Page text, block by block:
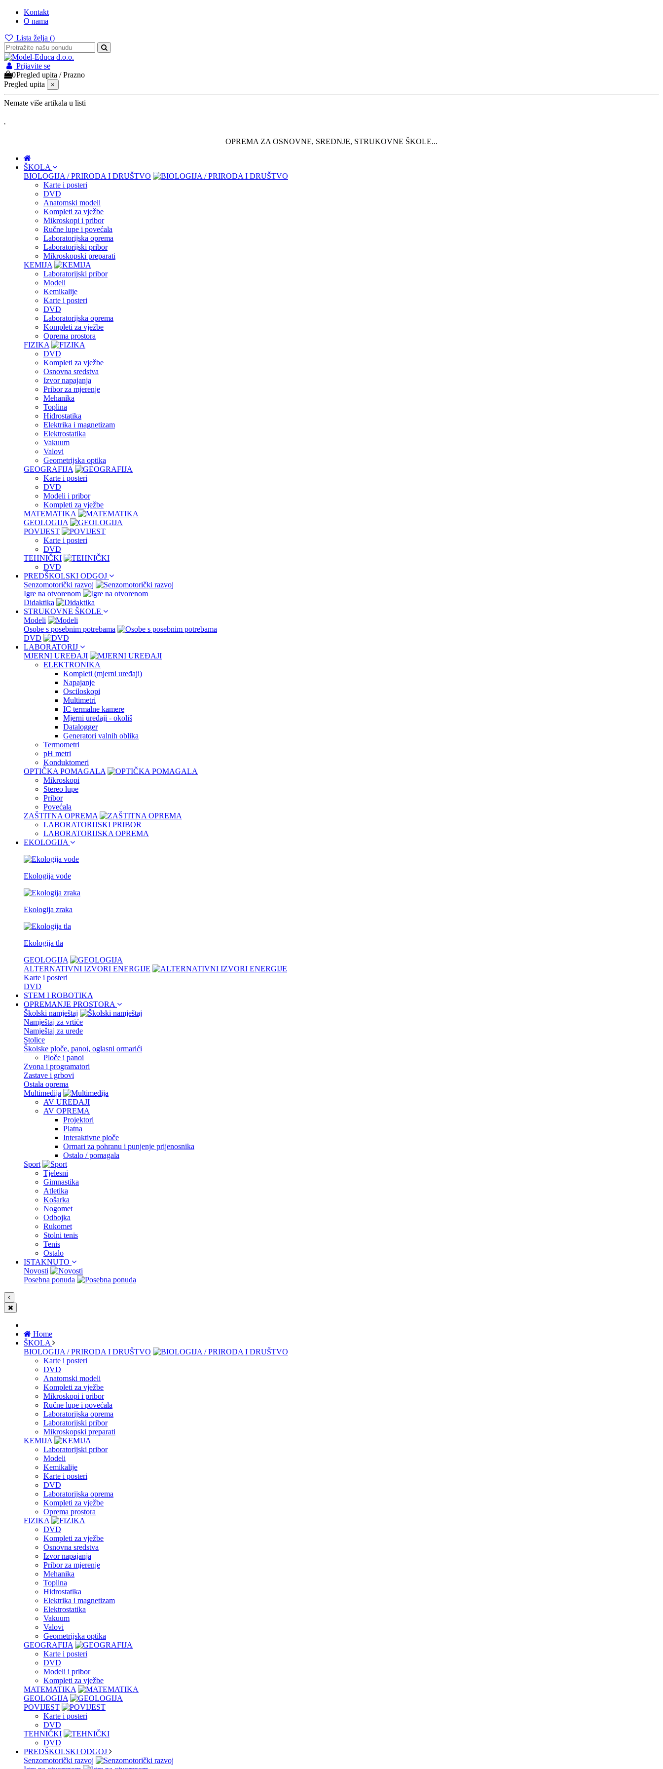
Kontakt
O nama
Lista želja ()
Prijavite se
0Pregled upita /Prazno
Pregled upita
×
Nemate više artikala u listi
.
OPREMA ZA OSNOVNE, SREDNJE, STRUKOVNE ŠKOLE...
ŠKOLA
BIOLOGIJA / PRIRODA I DRUŠTVO
Karte i posteri
DVD
Anatomski modeli
Kompleti za vježbe
Mikroskopi i pribor
Ručne lupe i povećala
Laboratorijska oprema
Laboratorijski pribor
Mikroskopski preparati
KEMIJA
Laboratorijski pribor
Modeli
Kemikalije
Karte i posteri
DVD
Laboratorijska oprema
Kompleti za vježbe
Oprema prostora
FIZIKA
DVD
Kompleti za vježbe
Osnovna sredstva
Izvor napajanja
Pribor za mjerenje
Mehanika
Toplina
Hidrostatika
Elektrika i magnetizam
Elektrostatika
Vakuum
Valovi
Geometrijska optika
GEOGRAFIJA
Karte i posteri
DVD
Modeli i pribor
Kompleti za vježbe
MATEMATIKA
GEOLOGIJA
POVIJEST
Karte i posteri
DVD
TEHNIČKI
DVD
PREDŠKOLSKI ODGOJ
Senzomotorički razvoj
Igre na otvorenom
Didaktika
STRUKOVNE ŠKOLE
Modeli
Osobe s posebnim potrebama
DVD
LABORATORIJ
MJERNI UREĐAJI
ELEKTRONIKA
Kompleti (mjerni uređaji)
Napajanje
Osciloskopi
Multimetri
IC termalne kamere
Mjerni uređaji - okoliš
Datalogger
Generatori valnih oblika
Termometri
pH metri
Konduktomeri
OPTIČKA POMAGALA
Mikroskopi
Stereo lupe
Pribor
Povećala
ZAŠTITNA OPREMA
LABORATORIJSKI PRIBOR
LABORATORIJSKA OPREMA
EKOLOGIJA
Ekologija vode
Ekologija zraka
Ekologija tla
GEOLOGIJA
ALTERNATIVNI IZVORI ENERGIJE
Karte i posteri
DVD
STEM I ROBOTIKA
OPREMANJE PROSTORA
Školski namještaj
Namještaj za vrtiće
Namještaj za urede
Stolice
Školske ploče, panoi, oglasni ormarići
Ploče i panoi
Zvona i programatori
Zastave i grbovi
Ostala oprema
Multimedija
AV UREĐAJI
AV OPREMA
Projektori
Platna
Interaktivne ploče
Ormari za pohranu i punjenje prijenosnika
Ostalo / pomagala
Sport
Tjelesni
Gimnastika
Atletika
Košarka
Nogomet
Odbojka
Rukomet
Stolni tenis
Tenis
Ostalo
ISTAKNUTO
Novosti
Posebna ponuda
Home
ŠKOLA
BIOLOGIJA / PRIRODA I DRUŠTVO
Karte i posteri
DVD
Anatomski modeli
Kompleti za vježbe
Mikroskopi i pribor
Ručne lupe i povećala
Laboratorijska oprema
Laboratorijski pribor
Mikroskopski preparati
KEMIJA
Laboratorijski pribor
Modeli
Kemikalije
Karte i posteri
DVD
Laboratorijska oprema
Kompleti za vježbe
Oprema prostora
FIZIKA
DVD
Kompleti za vježbe
Osnovna sredstva
Izvor napajanja
Pribor za mjerenje
Mehanika
Toplina
Hidrostatika
Elektrika i magnetizam
Elektrostatika
Vakuum
Valovi
Geometrijska optika
GEOGRAFIJA
Karte i posteri
DVD
Modeli i pribor
Kompleti za vježbe
MATEMATIKA
GEOLOGIJA
POVIJEST
Karte i posteri
DVD
TEHNIČKI
DVD
PREDŠKOLSKI ODGOJ
Senzomotorički razvoj